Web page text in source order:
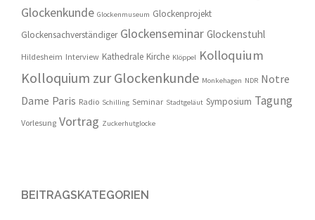
Glockenkunde Glockenmuseum Glockenprojekt
Glockensachverständiger Glockenseminar Glockenstuhl
Hildesheim Interview Kathedrale Kirche Klöppel Kolloquium
Kolloquium zur Glockenkunde Monkehagen NDR Notre
Dame Paris Radio Schilling Seminar Stadtgeläut Symposium Tagung
Vorlesung Vortrag Zuckerhutglocke
BEITRAGSKATEGORIEN